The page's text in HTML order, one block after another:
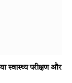
स्वास्थ्य परीक्षण और